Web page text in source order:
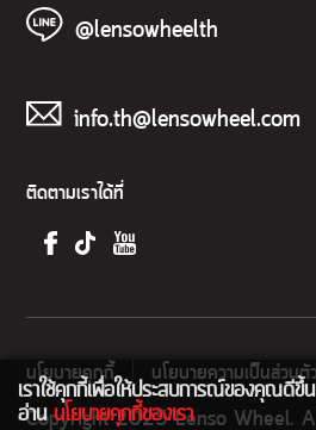
@lensowheelth
info.th@lensowheel.com
ติดตามเราได้ที่
Copyright 2025 Lenso Wheel.
นโยบายคุกกี้ นโยบายความเป็นส่วนตัว
เราใช้คุกกี้เพื่อให้ประสบการณ์ของคุณดีขึ้
อ่านนโยบายคุกกี้ของเรา